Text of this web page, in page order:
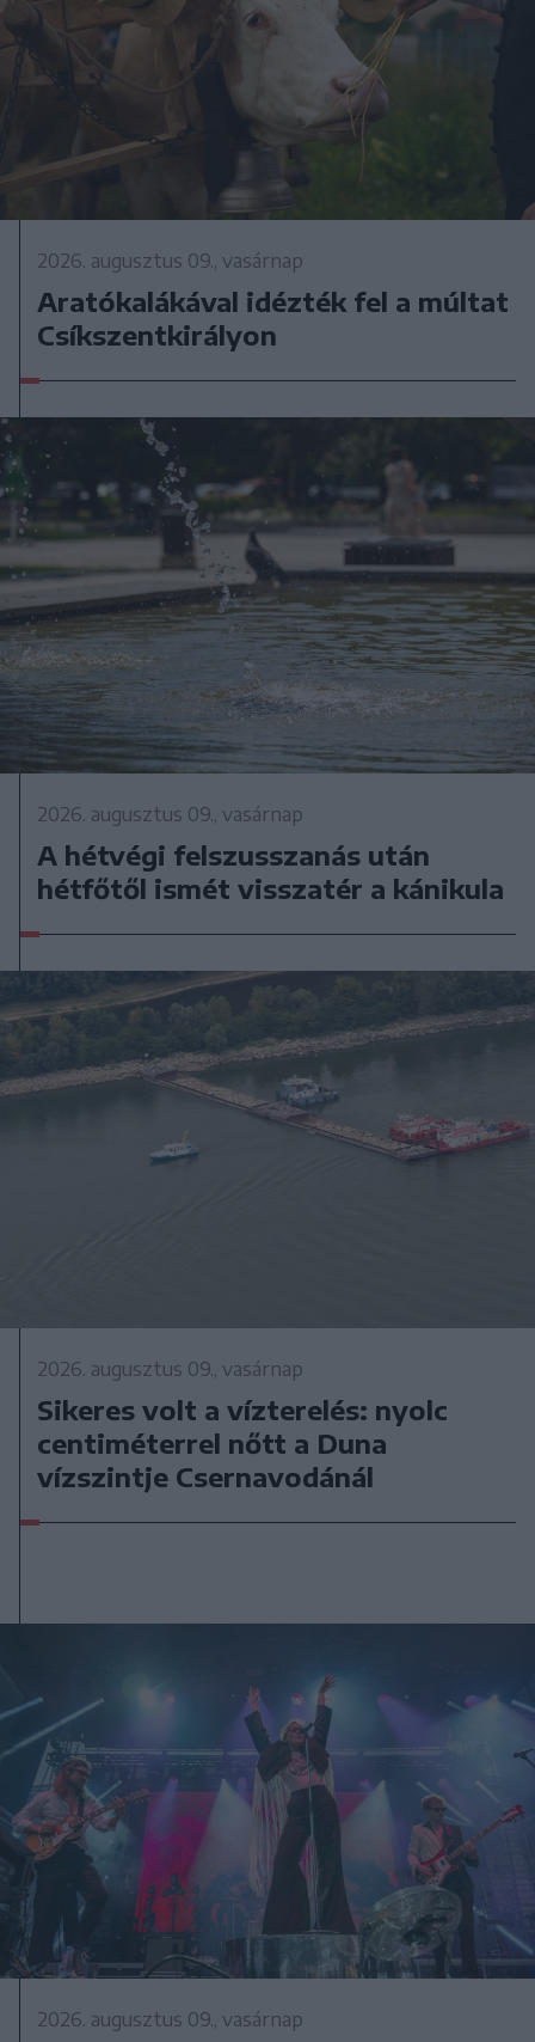
2026. augusztus 09., vasárnap
Aratókalákával idézték fel a múltat
Csíkszentkirályon
2026. augusztus 09., vasárnap
A hétvégi felszusszanás után
hétfőtől ismét visszatér a kánikula
2026. augusztus 09., vasárnap
Sikeres volt a vízterelés: nyolc
centiméterrel nőtt a Duna
vízszintje Csernavodánál
2026. augusztus 09., vasárnap